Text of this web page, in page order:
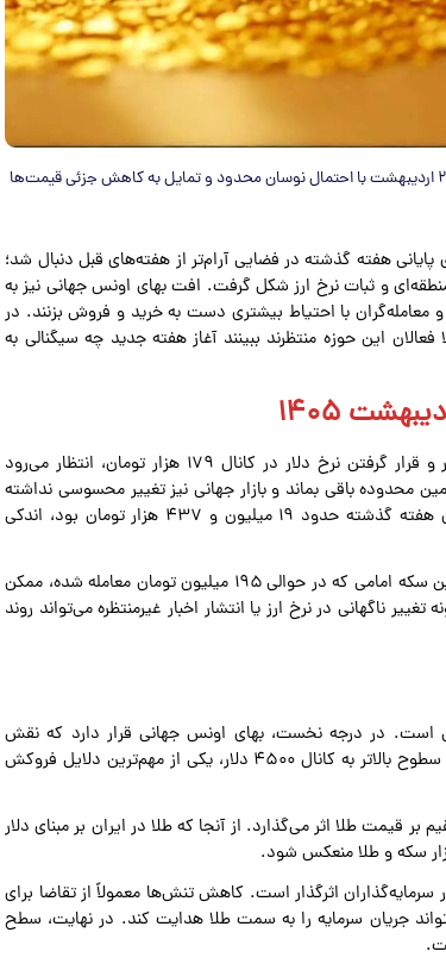
کاهش تنش منطقه‌ای و افت اونس جهانی، بازار طلا را برای شنبه ۲۶ اردیبهشت با احتمال نوسان محدود و تمایل به کاهش جزئی قیمت‌ها
پایانی هفته گذشته در فضایی آرام‌تر از هفته‌های قبل دنبال شد؛
و ثبات نرخ ارز شکل گرفت. افت بهای اونس جهانی نیز به
معامله‌گران با احتیاط بیشتری دست به خرید و فروش بزنند. در
این حوزه منتظرند ببینند آغاز هفته جدید چه سیگنالی به
با توجه به عقب‌نشینی اونس جهانی تا محدوده ۴۵۵۰ دلار و قرار گرفتن نرخ دلار در کانال ۱۷۹ هزار تومان، انتظار می‌رود
محدوده باقی بماند و بازار جهانی نیز تغییر محسوسی نداشته
باشد، احتمال دارد قیمت هر گرم طلای ۱۸ عیار که در پایان هفته گذشته حدود ۱۹ میلیون و ۴۳۷ هزار تومان بود، اندکی
بازار سکه نیز معمولاً همسو با طلا و دلار حرکت می‌کند؛ بنابراین سکه امامی که در حوالی ۱۹۵ میلیون تومان معامله شده، ممکن
ناگهانی در نرخ ارز یا انتشار اخبار غیرمنتظره می‌تواند روند
است. در درجه نخست، بهای اونس جهانی قرار دارد که نقش
تعیین‌کننده‌ای در جهت‌گیری بازار دارد. کاهش اخیر اونس از سطوح بالاتر به کانال ۴۵۰۰ دلار، یکی از مهم‌ترین دلایل فروکش
قیمت طلا اثر می‌گذارد. از آنجا که طلا در ایران بر مبنای دلار
سکه و طلا منعکس شود.
اثرگذار است. کاهش تنش‌ها معمولاً از تقاضا برای
جریان سرمایه را به سمت طلا هدایت کند. در نهایت، سطح